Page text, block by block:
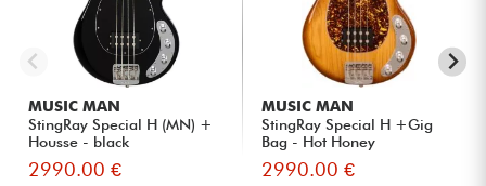
MUSIC MAN
StingRay Special H (MN) +
Housse - black
2990.00 €
MUSIC MAN
StingRay Special H +Gig
Bag - Hot Honey
2990.00 €